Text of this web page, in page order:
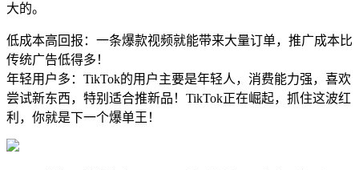
大的。
低成本高回报：一条爆款视频就能带来大量订单，推广成本比
传统广告低得多！
年轻用户多：TikTok的用户主要是年轻人，消费能力强，喜欢
尝试新东西，特别适合推新品！TikTok正在崛起，抓住这波红
利，你就是下一个爆单王！